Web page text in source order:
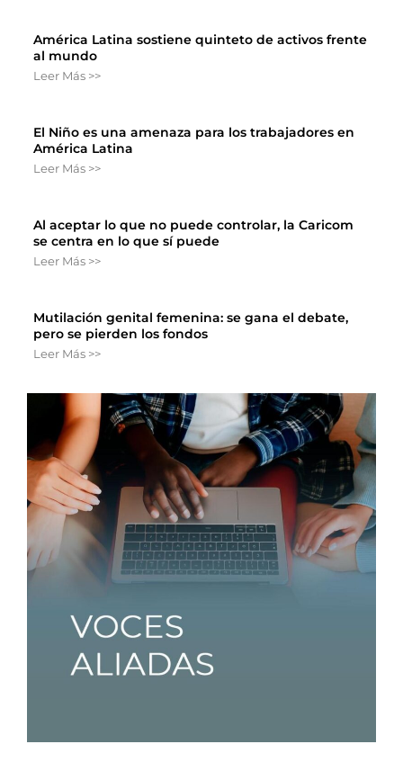
América Latina sostiene quinteto de activos frente
al mundo
Leer Más >>
El Niño es una amenaza para los trabajadores en
América Latina
Leer Más >>
Al aceptar lo que no puede controlar, la Caricom
se centra en lo que sí puede
Leer Más >>
Mutilación genital femenina: se gana el debate,
pero se pierden los fondos
Leer Más >>